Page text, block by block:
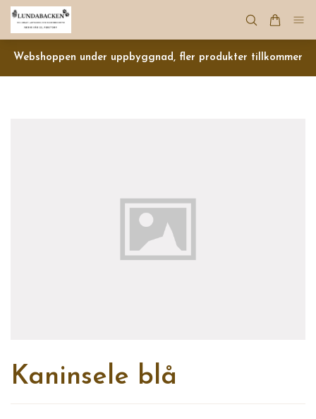
Webshoppen under uppbyggnad, fler produkter tillkommer
Kaninsele blå